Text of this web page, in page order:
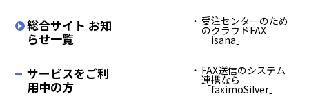
総合サイト お知
らせ一覧
サービスをご利
用中の方
受注センターのため
のクラウドFAX
「isana」
FAX送信のシステム
連携なら
「faximoSilver」